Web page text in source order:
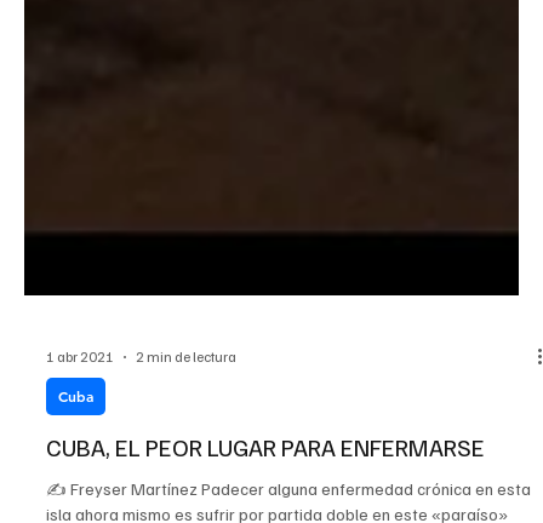
1 abr 2021 2 min de lectura
Cuba